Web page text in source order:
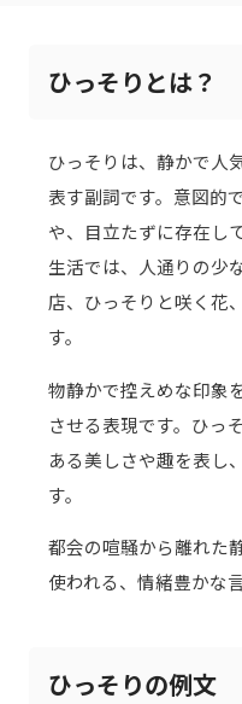
ひっそりとは？
ひっそりは、静かで人
表す副詞です。意図的
や、目立たずに存在し
生活では、人通りの少
店、ひっそりと咲く花
す。
物静かで控えめな印象
させる表現です。ひっ
ある美しさや趣を表し
す。
都会の喧騒から離れた
使われる、情緒豊かな
ひっそりの例文